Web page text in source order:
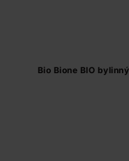
Bio Bione BIO